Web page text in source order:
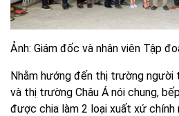
Ảnh: Giám đốc và nhân viên Tập
Nhằm hướng đến thị trường người
và thị trường Châu Á nói chung,
được chia làm 2 loại xuất xứ chính